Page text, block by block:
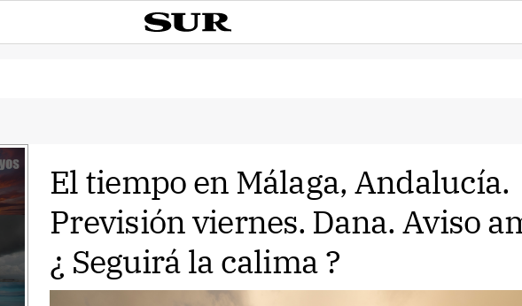
El tiempo en Málaga, Andalucía.
Previsión viernes. Dana. Aviso
¿ Seguirá la calima ?